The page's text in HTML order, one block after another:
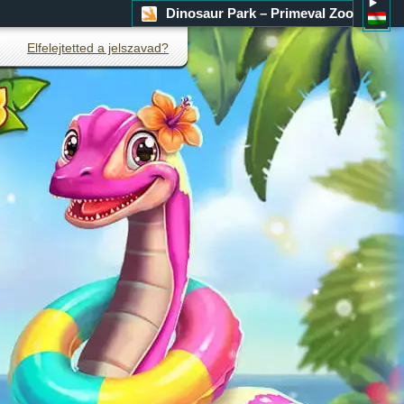
Dinosaur Park – Primeval Zoo
Elfelejtetted a jelszavad?